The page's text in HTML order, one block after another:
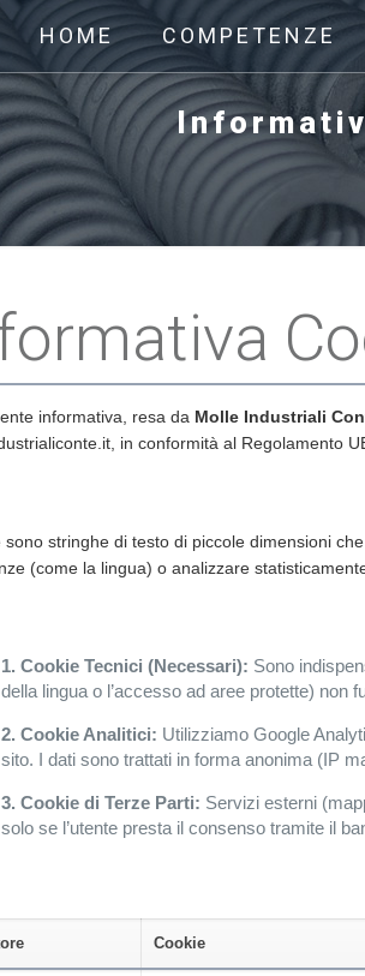
HOME COMPETENZE
informativa, resa da Molle Industriali
in conformità al Regolamento
sono stringhe di testo di piccole dimensioni
(come la lingua) o analizzare
1. Cookie Tecnici (Necessari): Sono
della lingua o l’accesso ad aree protette) non
2. Cookie Analitici: Utilizziamo Google
sito. I dati sono trattati in forma anonima (IP
3. Cookie di Terze Parti: Servizi esterni
solo se l’utente presta il consenso tramite il
Cookie